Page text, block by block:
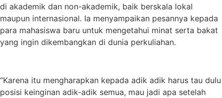
di akademik dan non-akademik, baik berskala lokal
maupun internasional. Ia menyampaikan pesannya kepada
para mahasiswa baru untuk mengetahui minat serta bakat
yang ingin dikembangkan di dunia perkuliahan.
“Karena itu mengharapkan kepada adik adik harus tau dulu
posisi keinginan adik-adik semua, mau jadi apa setelah